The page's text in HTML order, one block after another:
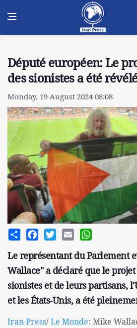
Député européen: Le
des sionistes a été
Monday, 19 August 2024 08:08
Share FacebookTwitterEmail
Le représentant du Parlement
Wallace" a déclaré que le
sionistes et de leurs partisans,
et les États-Unis, a été
Iran Press/Le Monde: Mike